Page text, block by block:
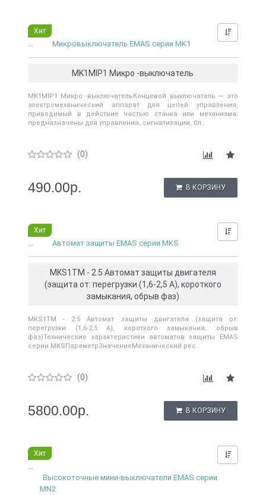
Хит
Микровыключатель EMAS серии MK1
MK1MIP1 Микро -выключатель
MK1MIP1 Микро -выключательКонцевой выключатель — это
электромеханический аппарат для цепей управления,
приводимый в действие частью станка или механизма;
предназначены для управления, сигнализации, бл..
(0)
490.00р. В КОРЗИНУ
Хит
Автомат защиты EMAS серии MKS
MKS1TM - 2.5 Автомат защиты двигателя
(защита от: перегрузки (1,6-2,5 А), короткого
замыкания, обрыв фаз)
MKS1TM - 2.5 Автомат защиты двигателя (защита от:
перегрузки (1,6-2,5 А), короткого замыкания, обрыв
фаз)Технические характеристики автоматов защиты EMAS
серии MKSПараметрЗначениеМеханический рес..
(0)
5800.00р. В КОРЗИНУ
Хит
Высокоточные мини-выключатели EMAS серии
MN2